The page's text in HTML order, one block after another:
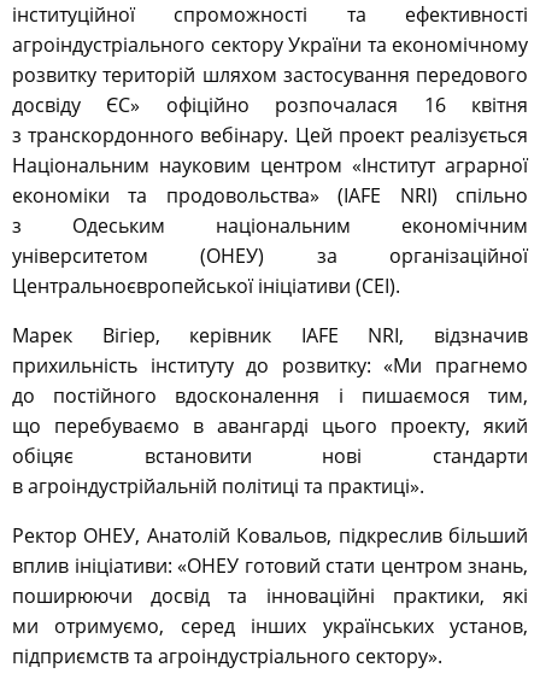
інституційної спроможності та ефективності
агроіндустріального сектору України та економічному
розвитку територій шляхом застосування передового
досвіду ЄС» офіційно розпочалася 16 квітня
з транскордонного вебінару. Цей проект реалізується
Національним науковим центром «Інститут аграрної
економіки та продовольства» (IAFE NRI) спільно
з Одеським національним економічним
університетом (ОНЕУ) за організаційної
Центральноєвропейської ініціативи (CEI).
Марек Вігіер, керівник IAFE NRI, відзначив
прихильність інституту до розвитку: «Ми прагнемо
до постійного вдосконалення і пишаємося тим,
що перебуваємо в авангарді цього проекту, який
обіцяє встановити нові стандарти
в агроіндустрійальній політиці та практиці».
Ректор ОНЕУ, Анатолій Ковальов, підкреслив більший
вплив ініціативи: «ОНЕУ готовий стати центром знань,
поширюючи досвід та інноваційні практики, які
ми отримуємо, серед інших українських установ,
підприємств та агроіндустріального сектору».